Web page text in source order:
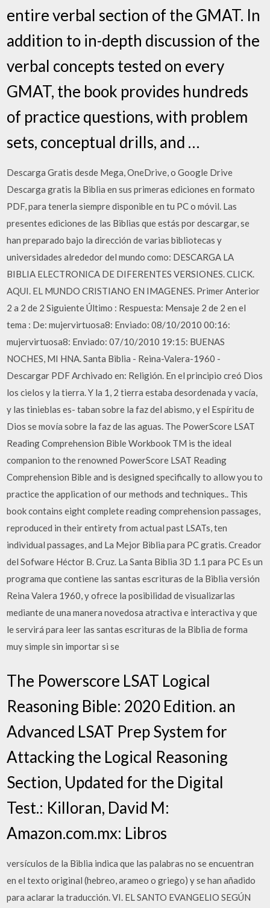
entire verbal section of the GMAT. In
addition to in-depth discussion of the
verbal concepts tested on every
GMAT, the book provides hundreds
of practice questions, with problem
sets, conceptual drills, and …
Descarga Gratis desde Mega, OneDrive, o Google Drive
Descarga gratis la Biblia en sus primeras ediciones en formato
PDF, para tenerla siempre disponible en tu PC o móvil. Las
presentes ediciones de las Biblias que estás por descargar, se
han preparado bajo la dirección de varias bibliotecas y
universidades alrededor del mundo como: DESCARGA LA
BIBLIA ELECTRONICA DE DIFERENTES VERSIONES. CLICK.
AQUI. EL MUNDO CRISTIANO EN IMAGENES. Primer Anterior
2 a 2 de 2 Siguiente Último : Respuesta: Mensaje 2 de 2 en el
tema : De: mujervirtuosa8: Enviado: 08/10/2010 00:16:
mujervirtuosa8: Enviado: 07/10/2010 19:15: BUENAS
NOCHES, MI HNA. Santa Biblia - Reina-Valera-1960 -
Descargar PDF Archivado en: Religión. En el principio creó Dios
los cielos y la tierra. Y la 1, 2 tierra estaba desordenada y vacía,
y las tinieblas es- taban sobre la faz del abismo, y el Espíritu de
Dios se movía sobre la faz de las aguas. The PowerScore LSAT
Reading Comprehension Bible Workbook TM is the ideal
companion to the renowned PowerScore LSAT Reading
Comprehension Bible and is designed specifically to allow you to
practice the application of our methods and techniques.. This
book contains eight complete reading comprehension passages,
reproduced in their entirety from actual past LSATs, ten
individual passages, and La Mejor Biblia para PC gratis. Creador
del Sofware Héctor B. Cruz. La Santa Biblia 3D 1.1 para PC Es un
programa que contiene las santas escrituras de la Biblia versión
Reina Valera 1960, y ofrece la posibilidad de visualizarlas
mediante de una manera novedosa atractiva e interactiva y que
le servirá para leer las santas escrituras de la Biblia de forma
muy simple sin importar si se
The Powerscore LSAT Logical
Reasoning Bible: 2020 Edition. an
Advanced LSAT Prep System for
Attacking the Logical Reasoning
Section, Updated for the Digital
Test.: Killoran, David M:
Amazon.com.mx: Libros
versículos de la Biblia indica que las palabras no se encuentran
en el texto original (hebreo, arameo o griego) y se han añadido
para aclarar la traducción. VI. EL SANTO EVANGELIO SEGÚN